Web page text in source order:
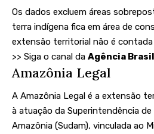
Os dados excluem áreas
terra indígena fica em área de
extensão territorial não é
>> Siga o canal da Agência Brasil
Amazônia Legal
A Amazônia Legal é a extensão
à atuação da Superintendência
Amazônia (Sudam), vinculada ao